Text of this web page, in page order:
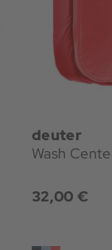
deuter
Wash
32,00 €